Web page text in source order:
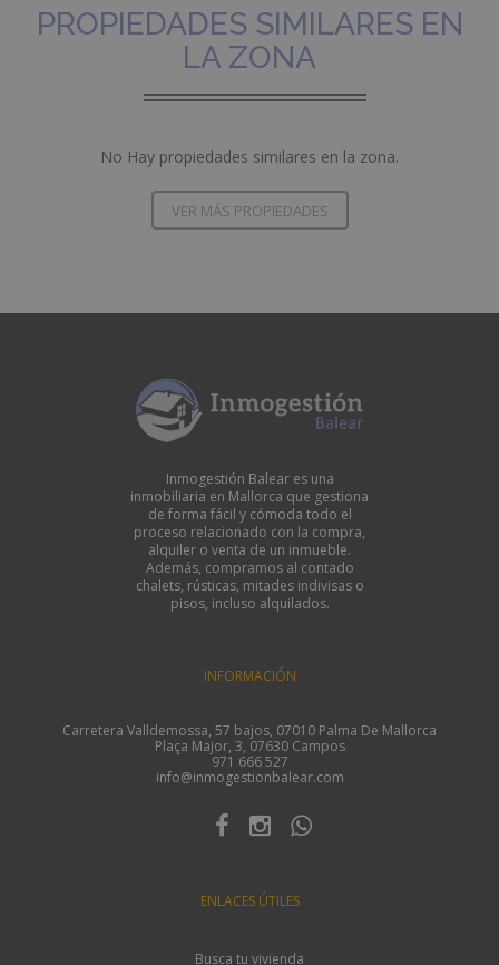
PROPIEDADES SIMILARES EN
LA ZONA
No Hay propiedades similares en la zona.
VER MÁS PROPIEDADES
Inmogestión Balear es una
inmobiliaria en Mallorca que gestiona
de forma fácil y cómoda todo el
proceso relacionado con la compra,
alquiler o venta de un inmueble.
Además, compramos al contado
chalets, rústicas, mitades indivisas o
pisos, incluso alquilados.
INFORMACIÓN
Carretera Valldemossa, 57 bajos, 07010 Palma De Mallorca
Plaça Major, 3, 07630 Campos
971 666 527
info@inmogestionbalear.com
ENLACES ÚTILES
Busca tu vivienda